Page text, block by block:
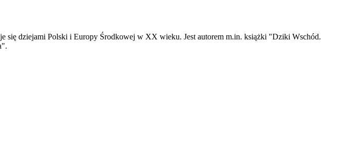
dziejami Polski i Europy Środkowej w XX wieku. Jest autorem m.in. książki "Dziki Wschód.